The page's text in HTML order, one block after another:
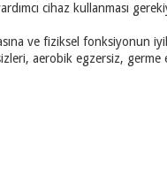
cihaz kullanması
ve fiziksel fonksiyonun
aerobik egzersiz,